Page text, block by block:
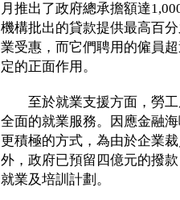
月推出了政府總承擔額達
機構批出的貸款提供最高百
業受惠，而它們聘用的僱員
定的正面作用。
至於就業支援方面，勞工
全面的就業服務。因應金融
更積極的方式，為由於企業
外，政府已預留四億元的撥
就業及培訓計劃。